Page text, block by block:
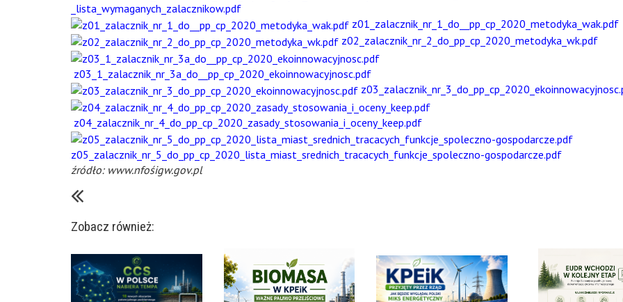
_lista_wymaganych_zalacznikow.pdf
z01_zalacznik_nr_1_do__pp_cp_2020_metodyka_wak.pdf
z02_zalacznik_nr_2_do_pp_cp_2020_metodyka_wk.pdf
z03_1_zalacznik_nr_3a_do__pp_cp_2020_ekoinnowacyjnosc.pdf
z04_zalacznik_nr_4_do_pp_cp_2020_zasady_stosowania_i_oceny_keep.pdf
z05_zalacznik_nr_5_do_pp_cp_2020_lista_miast_srednich_tracacych_funkcje_spoleczno-gospodarcze.pdf
źródło: www.nfośigw.gov.pl
Zobacz również: